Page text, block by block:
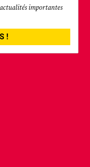
actualités importantes
!